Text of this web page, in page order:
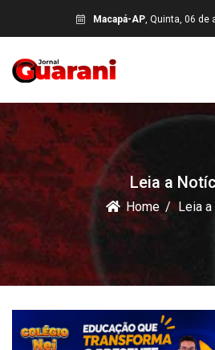
Macapá-AP, Quinta, 06 de
Leia a
Home Leia